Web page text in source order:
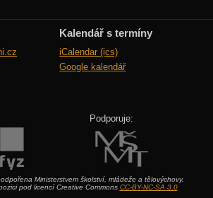
Kalendář s termíny
iCalendar (ics)
Google kalendář
Podporuje:
Ministerstvem školství, mládeže a tělovýchovy.
pod licencí Creative Commons CC-BY-NC-SA 3.0